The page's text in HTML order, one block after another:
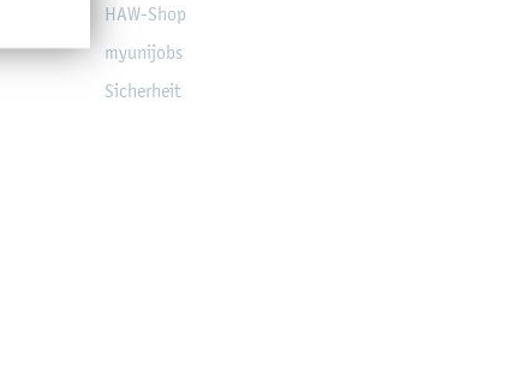
HAW-Shop
myu­ni­jobs
Si­cher­heit